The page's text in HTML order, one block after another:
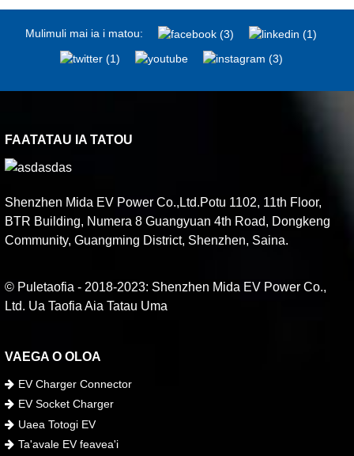
Mulimuli mai ia i matou:
FAATATAU IA TATOU
Shenzhen Mida EV Power Co.,Ltd.Potu 1102, 11th Floor,
BTR Building, Numera 8 Guangyuan 4th Road, Dongkeng
Community, Guangming District, Shenzhen, Saina.
© Puletaofia - 2018-2023: Shenzhen Mida EV Power Co.,
Ltd. Ua Taofia Aia Tatau Uma
VAEGA O OLOA
EV Charger Connector
EV Socket Charger
Uaea Totogi EV
Ta'avale EV feavea'i